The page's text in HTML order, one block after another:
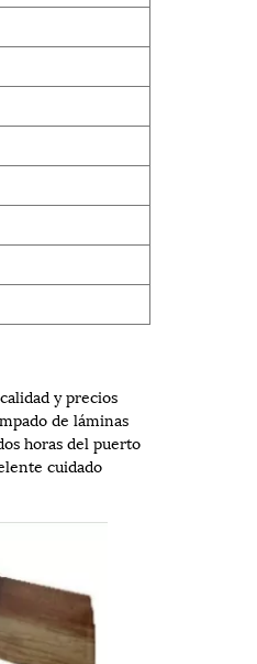
y precios
de láminas
horas del puerto
cuidado